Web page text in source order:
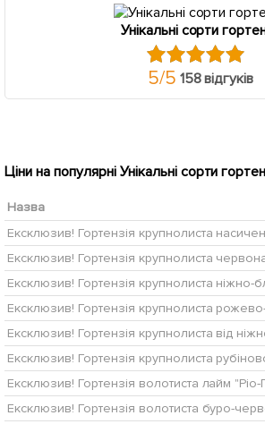
Унікальні сорти
5/5 158 відгуків
Ціни на популярні Унікальні сорти
Назва